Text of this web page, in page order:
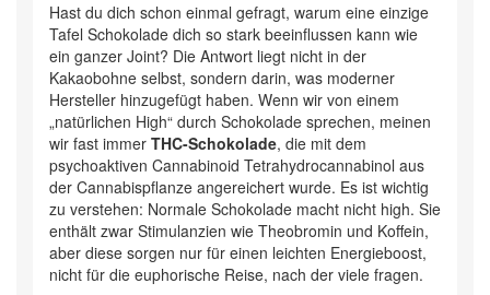
Hast du dich schon einmal gefragt, warum eine einzige
Tafel Schokolade dich so stark beeinflussen kann wie
ein ganzer Joint? Die Antwort liegt nicht in der
Kakaobohne selbst, sondern darin, was moderner
Hersteller hinzugefügt haben. Wenn wir von einem
„natürlichen High“ durch Schokolade sprechen, meinen
wir fast immer THC-Schokolade, die mit dem
psychoaktiven Cannabinoid Tetrahydrocannabinol aus
der Cannabispflanze angereichert wurde. Es ist wichtig
zu verstehen: Normale Schokolade macht nicht high. Sie
enthält zwar Stimulanzien wie Theobromin und Koffein,
aber diese sorgen nur für einen leichten Energieboost,
nicht für die euphorische Reise, nach der viele fragen.